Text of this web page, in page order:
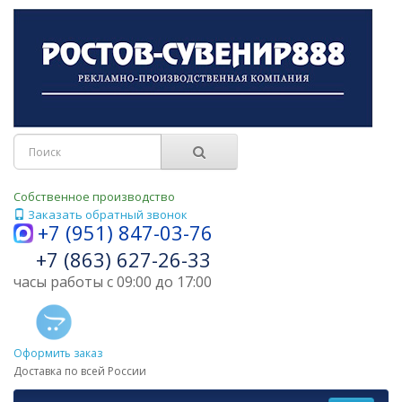
Собственное производство
Заказать обратный звонок
+7 (951) 847-03-76
+7 (863) 627-26-33
часы работы с 09:00 до 17:00
Оформить заказ
Доставка по всей России